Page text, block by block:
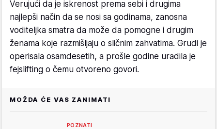
Verujući da je iskrenost prema sebi i drugima
najlepši način da se nosi sa godinama, zanosna
voditeljka smatra da može da pomogne i drugim
ženama koje razmišljaju o sličnim zahvatima. Grudi je
operisala osamdesetih, a prošle godine uradila je
fejslifting o čemu otvoreno govori.
MOŽDA ĆE VAS ZANIMATI
POZNATI